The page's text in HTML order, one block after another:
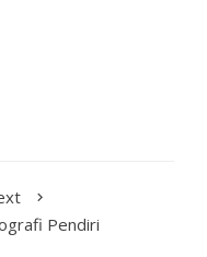
Pendiri